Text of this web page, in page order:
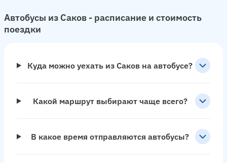
Автобусы из Саков - расписание и стоимость
поездки
Куда можно уехать из Саков на автобусе?
Какой маршрут выбирают чаще всего?
В какое время отправляются автобусы?